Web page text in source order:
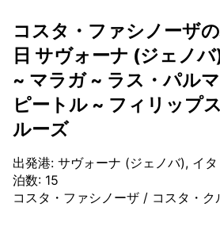
コスタ・ファシノーザ
日 サヴォーナ (ジェノ
~ マラガ ~ ラス・パル
ピートル ~ フィリップ
ルーズ
出発港: サヴォーナ (ジェノバ), イタ
泊数: 15
コスタ・ファシノーザ / コスタ・ク